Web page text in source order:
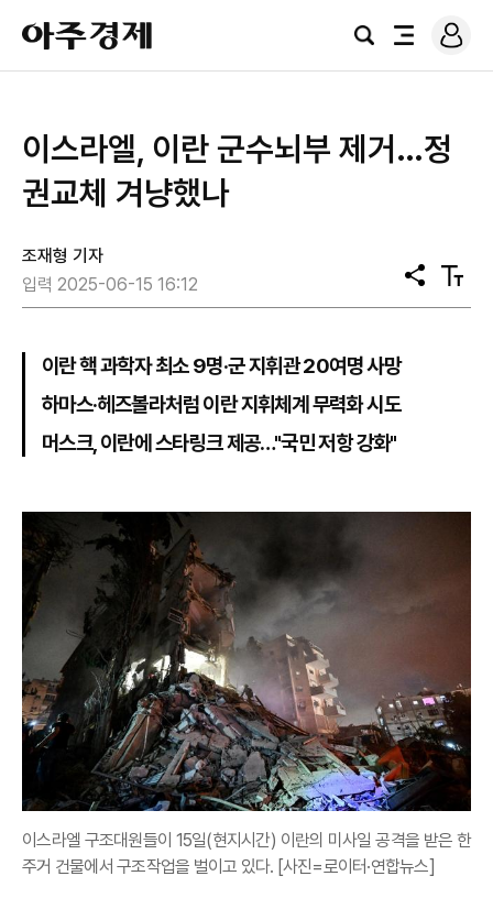
아
주
경
검
전
로
그
이스라엘, 이란 군수뇌부 제거…정
권교체 겨냥했나
조재형 기자
입력 2025-06-15 16:12
공
유
텍
스
이란 핵 과학자 최소 9명·군 지휘관 20여명 사망
하마스·헤즈볼라처럼 이란 지휘체계 무력화 시도
머스크, 이란에 스타링크 제공…"국민 저항 강화"
이스라엘 구조대원들이 15일(현지시간) 이란의 미사일 공격을 받은 한
주거 건물에서 구조작업을 벌이고 있다. [사진=로이터·연합뉴스]